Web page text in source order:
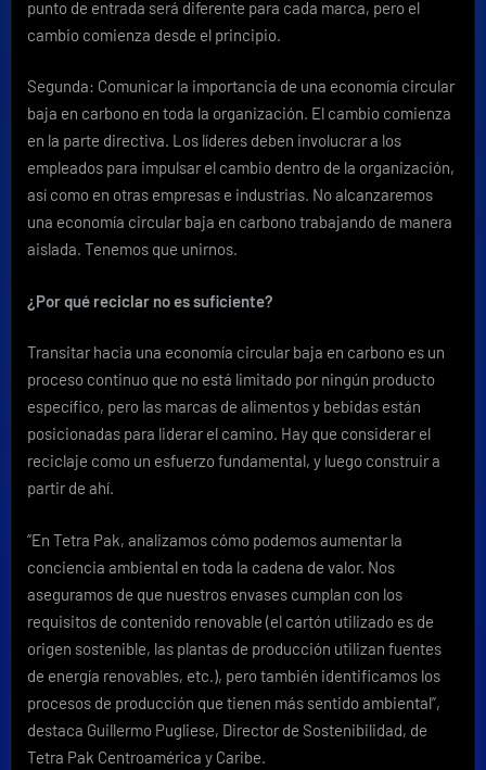
punto de entrada será diferente para cada marca, pero el
cambio comienza desde el principio.
Segunda: Comunicar la importancia de una economía circular
baja en carbono en toda la organización. El cambio comienza
en la parte directiva. Los líderes deben involucrar a los
empleados para impulsar el cambio dentro de la organización,
así como en otras empresas e industrias. No alcanzaremos
una economía circular baja en carbono trabajando de manera
aislada. Tenemos que unirnos.
¿Por qué reciclar no es suficiente?
Transitar hacia una economía circular baja en carbono es un
proceso continuo que no está limitado por ningún producto
específico, pero las marcas de alimentos y bebidas están
posicionadas para liderar el camino. Hay que considerar el
reciclaje como un esfuerzo fundamental, y luego construir a
partir de ahí.
“En Tetra Pak, analizamos cómo podemos aumentar la
conciencia ambiental en toda la cadena de valor. Nos
aseguramos de que nuestros envases cumplan con los
requisitos de contenido renovable (el cartón utilizado es de
origen sostenible, las plantas de producción utilizan fuentes
de energía renovables, etc.), pero también identificamos los
procesos de producción que tienen más sentido ambiental”,
destaca Guillermo Pugliese, Director de Sostenibilidad, de
Tetra Pak Centroamérica y Caribe.